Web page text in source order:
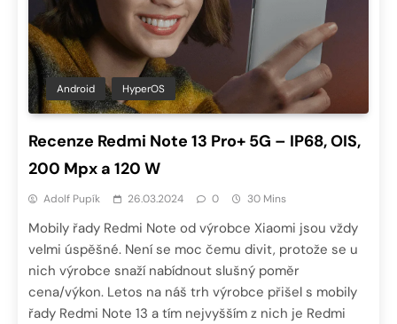
Android HyperOS
Recenze Redmi Note 13 Pro+ 5G – IP68, OIS,
200 Mpx a 120 W
Adolf Pupík 26.03.2024 0 30 Mins
Mobily řady Redmi Note od výrobce Xiaomi jsou vždy
velmi úspěšné. Není se moc čemu divit, protože se u
nich výrobce snaží nabídnout slušný poměr
cena/výkon. Letos na náš trh výrobce přišel s mobily
řady Redmi Note 13 a tím nejvyšším z nich je Redmi